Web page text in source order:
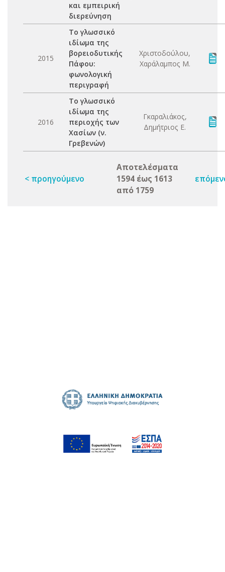
και εμπειρική
διερεύνηση
2015
Το γλωσσικό
ιδίωμα της
βορειοδυτικής
Πάφου:
φωνολογική
περιγραφή
Χριστοδούλου,
Χαράλαμπος Μ.
2016
Το γλωσσικό
ιδίωμα της
περιοχής των
Χασίων (ν.
Γρεβενών)
Γκαραλιάκος,
Δημήτριος Ε.
< προηγούμενο
Αποτελέσματα
1594 έως 1613
από 1759